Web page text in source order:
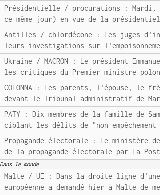
Présidentielle / procurations : Mardi,
ce même jour) en vue de la
Antilles / chlordécone : Les juges
leurs investigations sur
Ukraine / MACRON : Le président
les critiques du Premier ministre
COLONNA : Les parents, l'épouse, le
devant le Tribunal administratif de
PATY : Dix membres de la famille de
ciblant les délits de "non-
Propagande électorale : Le
de la propagande électorale par La
Dans le monde
Malte / UE : Dans la droite ligne
européenne a demandé hier à Malte de